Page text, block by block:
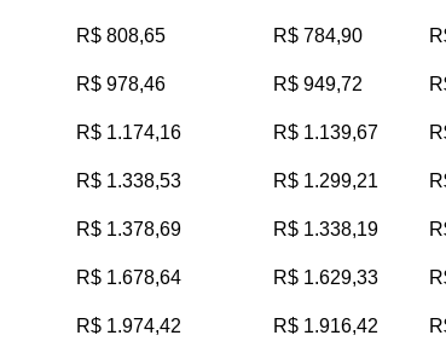
R$ 808,65 R$ 784,90
R$ 978,46 R$ 949,72
R$ 1.174,16 R$ 1.139,67
R$ 1.338,53 R$ 1.299,21
R$ 1.378,69 R$ 1.338,19
R$ 1.678,64 R$ 1.629,33
R$ 1.974,42 R$ 1.916,42